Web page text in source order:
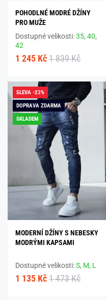
POHODLNÉ MODRÉ DŽÍNY
PRO MUŽE
Dostupné velikosti:35,40,
42
1 245 Kč 1 839 Kč
SLEVA -23%
DOPRAVA ZDARMA
SKLADEM
MODERNÍ DŽÍNY S NEBESKY
MODRÝMI KAPSAMI
Dostupné velikosti:S, M, L
1 135 Kč 1 473 Kč